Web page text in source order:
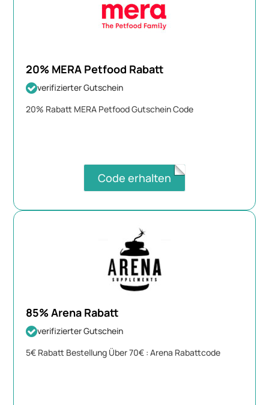
20% MERA Petfood Rabatt
verifizierter Gutschein
20% Rabatt MERA Petfood Gutschein Code
Code erhalten
85% Arena Rabatt
verifizierter Gutschein
5€ Rabatt Bestellung Über 70€ : Arena Rabattcode